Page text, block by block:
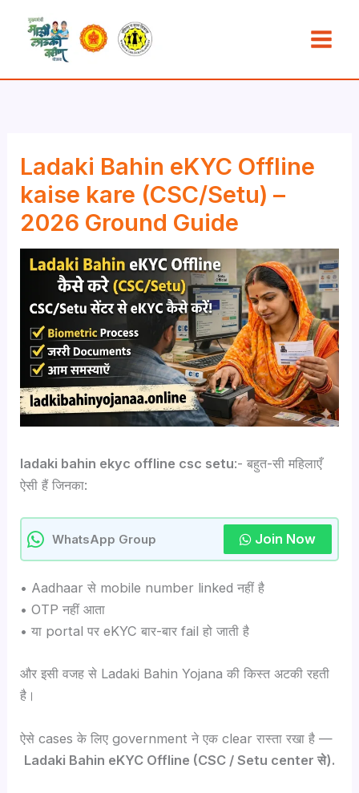
content
Ladaki Bahin eKYC Offline
kaise kare (CSC/Setu) –
2026 Ground Guide
ladaki bahin ekyc offline csc setu:- बहुत-सी महिलाएँ
ऐसी हैं जिनका:
WhatsApp Group Join Now
• Aadhaar से mobile number linked नहीं है
• OTP नहीं आता
• या portal पर eKYC बार-बार fail हो जाती है
और इसी वजह से Ladaki Bahin Yojana की किस्त अटकी रहती
है।
ऐसे cases के लिए government ने एक clear रास्ता रखा है —
Ladaki Bahin eKYC Offline (CSC / Setu center से).